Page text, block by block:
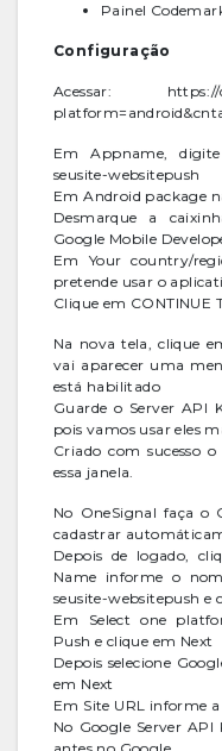
Painel
Configuração
Acessar: https://
Em Appname,
seusite-websitepush
Em Android package
Desmarque a
Google Mobile
Em Your country/
pretende usar o
Clique em CONTINUE
Na nova tela, clique
vai aparecer uma
está habilitado
Guarde o Server API
pois vamos usar eles
Criado com sucesso
essa janela.
No OneSignal faça o
cadastrar
Depois de logado,
Name informe o
seusite-websitepush e
Em Select one
Push e clique em Next
Depois selecione
em Next
Em Site URL informe a
No Google Server